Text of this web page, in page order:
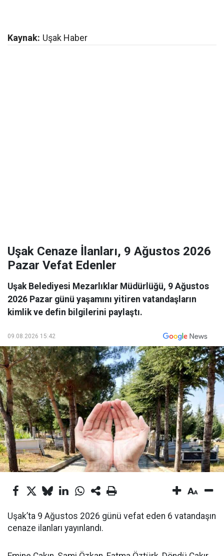
Kaynak: Uşak Haber
Uşak Cenaze İlanları, 9 Ağustos 2026
Pazar Vefat Edenler
Uşak Belediyesi Mezarlıklar Müdürlüğü, 9 Ağustos
2026 Pazar günü yaşamını yitiren vatandaşların
kimlik ve defin bilgilerini paylaştı.
09.08.2026 15:42
Uşak’ta 9 Ağustos 2026 günü vefat eden 6 vatandaşın
cenaze ilanları yayınlandı.